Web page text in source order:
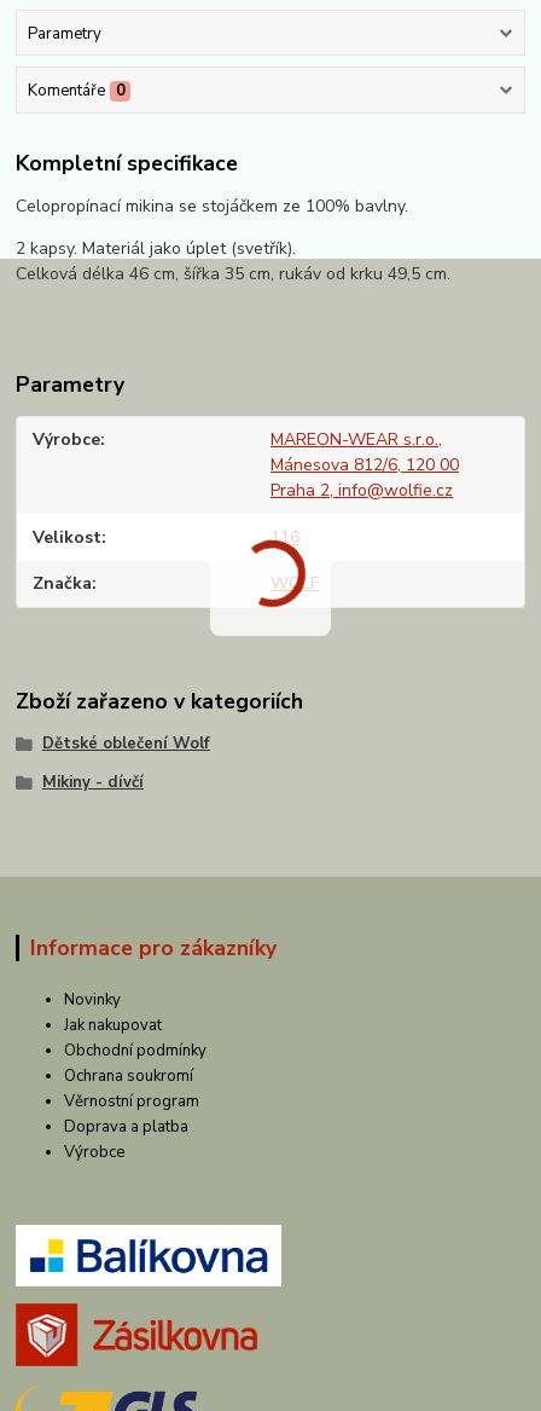
Parametry
Komentáře 0
Kompletní specifikace
Celopropínací mikina se stojáčkem ze 100% bavlny.
2 kapsy. Materiál jako úplet (svetřík).
Celková délka 46 cm, šířka 35 cm, rukáv od krku 49,5 cm.
Parametry
Výrobce
MAREON-WEAR s.r.o.,
Mánesova 812/6, 120 00
Praha 2, info@wolfie.cz
Velikost 116
Značka WOLF
Zboží zařazeno v kategoriích
Dětské oblečení Wolf
Mikiny - dívčí
Informace pro zákazníky
Novinky
Jak nakupovat
Obchodní podmínky
Ochrana soukromí
Věrnostní program
Doprava a platba
Výrobce